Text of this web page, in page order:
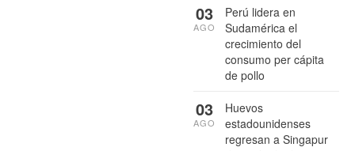
Perú lidera en
Sudamérica el
crecimiento del
consumo per cápita
de pollo
03
AGO
Huevos
estadounidenses
regresan a Singapur
03
AGO